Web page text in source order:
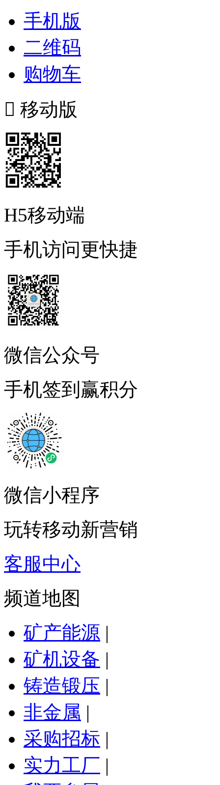
手机版
二维码
购物车
 移动版
H5移动端
手机访问更快捷
微信公众号
手机签到赢积分
微信小程序
玩转移动新营销
客服中心
频道地图
矿产能源 |
矿机设备 |
铸造锻压 |
非金属 |
采购招标 |
实力工厂 |